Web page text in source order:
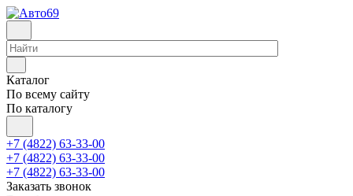
Каталог
По всему сайту
По каталогу
+7 (4822) 63-33-00
+7 (4822) 63-33-00
+7 (4822) 63-33-00
Заказать звонок